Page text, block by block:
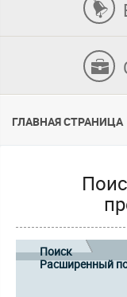
ГЛАВНАЯ СТРАНИЦА
Поиск
Расширенный